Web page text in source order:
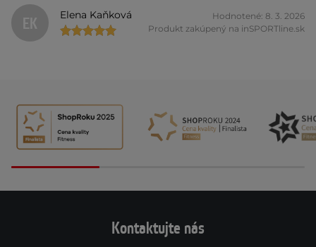
EK Elena Kaňková
Hodnotené: 8. 3. 2026
Produkt zakúpený na inSPORTline.sk
Kontaktujte nás